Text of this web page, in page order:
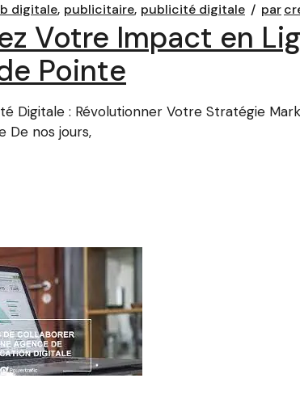
digitale publicitaire publicité digitale par
Votre Impact en
Pointe
Digitale : Révolutionner Votre Stratégie
De nos jours,